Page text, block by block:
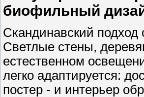
биофильный
Скандинавский подход
Светлые стены,
естественном
легко адаптируется:
постер - и интерьер